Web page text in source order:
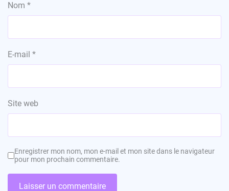
Nom *
E-mail *
Site web
Enregistrer mon nom, mon e-mail et mon site dans le navigateur
pour mon prochain commentaire.